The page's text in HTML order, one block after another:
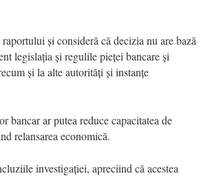
și consideră că decizia nu are bază
legislația și regulile pieței bancare și
și la alte autorități și instanțe
bancar ar putea reduce capacitatea de
relansarea economică.
investigației, apreciind că acestea